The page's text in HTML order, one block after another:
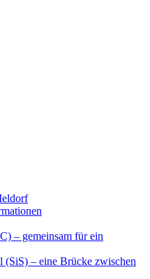
– gemeinsam für ein
(SiS) – eine Brücke zwischen